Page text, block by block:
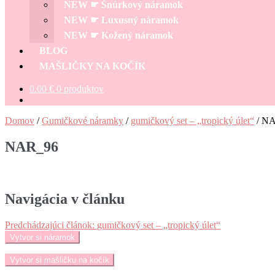
NEW ☛ Šnúrkový náramok
NEW ☛ Luxusný náramok
NEW ☛ Kožený náramok
BLOG
MAŠLIČKY NA KOČÍK
0.00 € 0 produktov
Domov /Gumičkové náramky / gumičkový set – „tropický úlet“ /
NAR_96
Navigácia v článku
Predchádzajúci článok: gumičkový set – „tropický úlet“
Vytvor si náramok
Vytvor si mašličku na kočík